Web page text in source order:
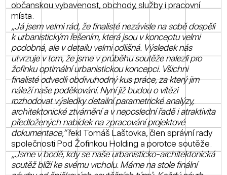
občanskou vybavenost, obchody, služby i pracovní
místa.
„Já jsem velmi rád, že finalisté nezávisle na sobě dospěli
k urbanistickým řešením, která jsou v konceptu velmi
podobná, ale v detailu velmi odlišná. Výsledek nás
utvrzuje v tom, že jsme v průběhu soutěže nalezli pro
žofinku optimální urbanistickou koncepci. Všichni
finalisté odvedli obdivuhodný kus práce, za který jim
náleží naše poděkování. Nyní již budou o vítězi
rozhodovat výsledky detailní parametrické analýzy,
architektonické ztvárnění a v neposlední řadě i atraktivita
předložených nabídek na zpracování projektové
dokumentace,“řekl Tomáš Laštovka, člen správní rady
společnosti Pod Žofinkou Holding a porotce soutěže.
„Jsme v bodě, kdy se naše urbanisticko-architektonická
soutěž blíží ke svému vrcholu. Máme na stole finální